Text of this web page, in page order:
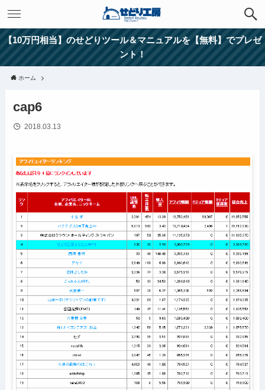
【10万円相当】のせどりツール＆マニュアルを【無料】でプレゼ
ント！
ホーム
cap6
2018.03.13